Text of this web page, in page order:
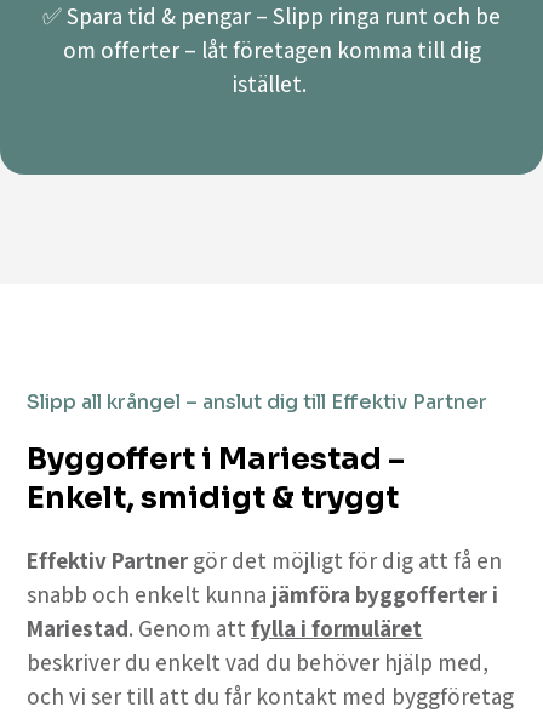
✅ Spara tid & pengar – Slipp ringa runt och be
om offerter – låt företagen komma till dig
istället.
Slipp all krångel – anslut dig till Effektiv Partner
Byggoffert i Mariestad –
Enkelt, smidigt & tryggt
Effektiv Partner gör det möjligt för dig att få en
snabb och enkelt kunna jämföra byggofferter i
Mariestad. Genom attfylla i formuläret
beskriver du enkelt vad du behöver hjälp med,
och vi ser till att du får kontakt med byggföretag